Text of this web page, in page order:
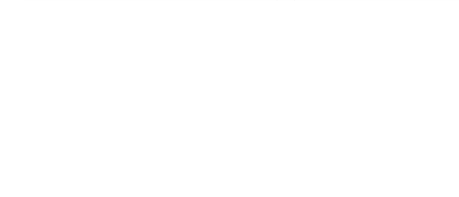
Webshop